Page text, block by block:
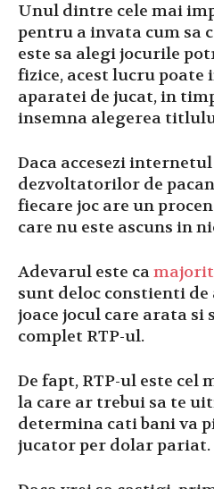
Unul dintre cele mai
pentru a invata cum sa
este sa alegi jocurile
fizice, acest lucru poate
aparatei de jucat, in
insemna alegerea
Daca accesezi
dezvoltatorilor de
fiecare joc are un
care nu este ascuns in
Adevarul este ca
sunt deloc constienti de
joace jocul care arata si
complet RTP-ul.
De fapt, RTP-ul este
la care ar trebui sa te
determina cati bani va
jucator per dolar pariat.